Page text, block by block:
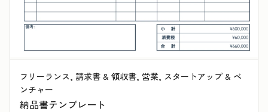
フリーランス, 請求書 & 領収書, 営業, スタートアップ & ベ
ンチャー
納品書テンプレート